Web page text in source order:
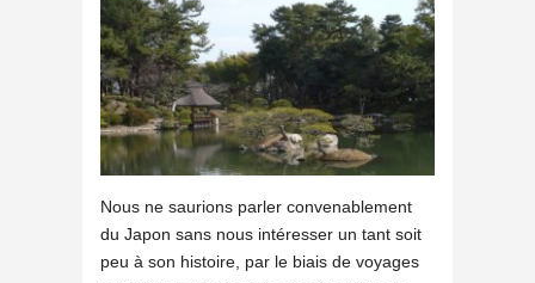
Nous ne saurions parler convenablement
du Japon sans nous intéresser un tant soit
peu à son histoire, par le biais de voyages